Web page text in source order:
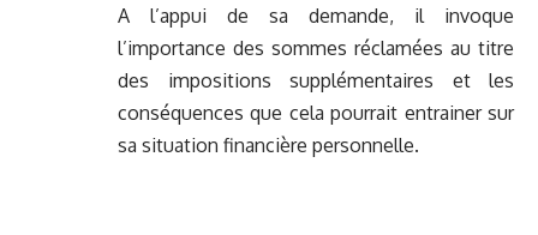
A l’appui de sa demande, il invoque
l’importance des sommes réclamées au titre
des impositions supplémentaires et les
conséquences que cela pourrait entrainer sur
sa situation financière personnelle.